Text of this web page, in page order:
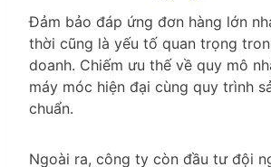
Đảm bảo đáp ứng đơn hàng lớn
thời cũng là yếu tố quan trọng
doanh. Chiếm ưu thế về quy mô
máy móc hiện đại cùng quy trình
chuẩn.
Ngoài ra, công ty còn đầu tư đội